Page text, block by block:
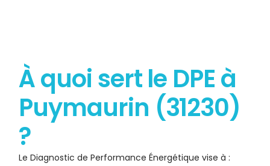
À quoi sert le DPE à
Puymaurin (31230)
?
Le Diagnostic de Performance Énergétique vise à :